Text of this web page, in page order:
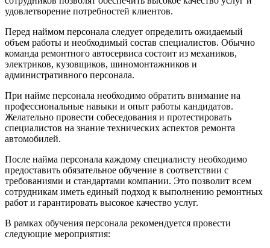
удовлетворение потребностей клиентов.
Перед наймом персонала следует определить ожидаемый
объем работы и необходимый состав специалистов. Обычно
команда ремонтного автосервиса состоит из механиков,
электриков, кузовщиков, шиномонтажников и
административного персонала.
При найме персонала необходимо обратить внимание на
профессиональные навыки и опыт работы кандидатов.
Желательно провести собеседования и протестировать
специалистов на знание технических аспектов ремонта
автомобилей.
После найма персонала каждому специалисту необходимо
предоставить обязательное обучение в соответствии с
требованиями и стандартами компании. Это позволит всем
сотрудникам иметь единый подход к выполнению ремонтных
работ и гарантировать высокое качество услуг.
В рамках обучения персонала рекомендуется провести
следующие мероприятия: